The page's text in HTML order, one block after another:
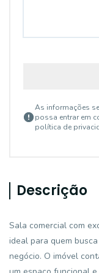
As informações
possa entrar em
política de
Descrição
Sala comercial com
ideal para quem
negócio. O imóvel